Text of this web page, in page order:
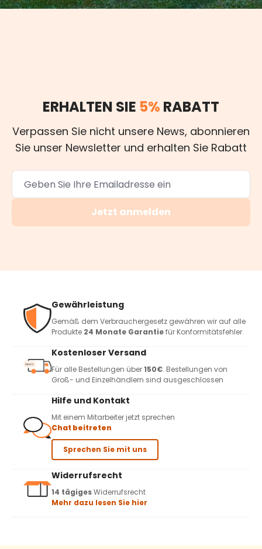
ERHALTEN SIE 5% RABATT
Verpassen Sie nicht unsere News, abonnieren
Sie unser Newsletter und erhalten Sie Rabatt
Jetzt anmelden
Gewährleistung
Gemäß dem Verbrauchergesetz gewähren wir auf alle
Produkte 24 Monate Garantiefür Konformitätsfehler.
Kostenloser Versand
Für alle Bestellungen über150€. Bestellungen von
Groß- und Einzelhändlern sind ausgeschlossen
Hilfe und Kontakt
Mit einem Mitarbeiter jetzt sprechen
Chat beitreten
Sprechen Sie mit uns
Widerrufsrecht
14 tägigesWiderrufsrecht
Mehr dazu lesen Sie hier